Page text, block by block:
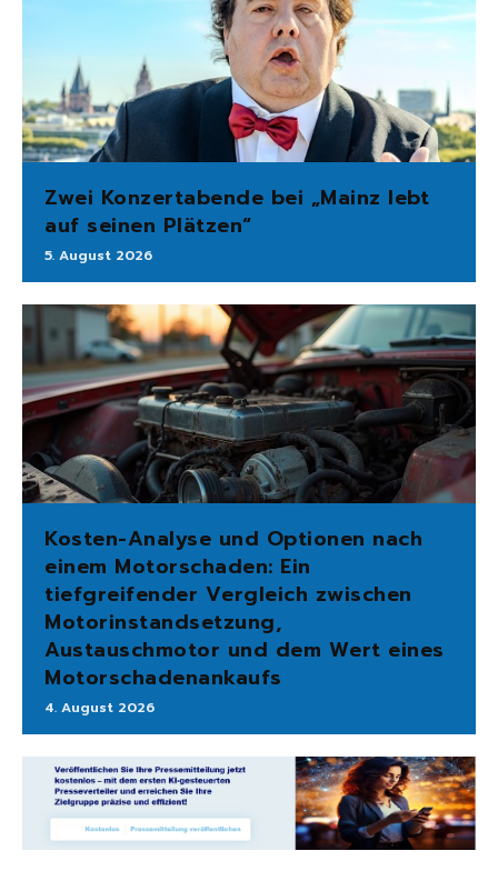
Zwei Konzertabende bei „Mainz lebt
auf seinen Plätzen“
5. August 2026
Kosten-Analyse und Optionen nach
einem Motorschaden: Ein
tiefgreifender Vergleich zwischen
Motorinstandsetzung,
Austauschmotor und dem Wert eines
Motorschadenankaufs
4. August 2026